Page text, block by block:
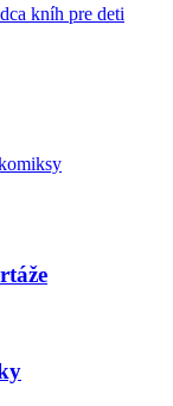
kníh pre deti